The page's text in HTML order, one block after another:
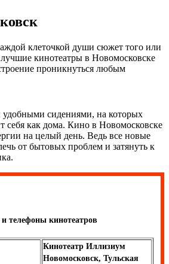
клеточкой души сюжет того или
кинотеатры в Новомосковске
проникнуться любым
сидениями, на которых
себя как дома. Кино в Новомосковске
на целый день. Ведь все новые
от бытовых проблем и затянуть к
и телефоны кинотеатров
Кинотеатр Иллизиум
Новомосковск, Тульская